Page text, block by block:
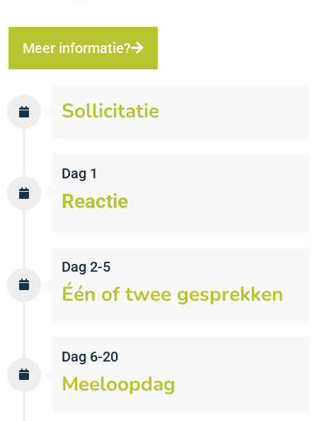
Meer informatie?
Sollicitatie
Dag 1
Reactie
Dag 2-5
Één of twee gesprekken
Dag 6-20
Meeloopdag